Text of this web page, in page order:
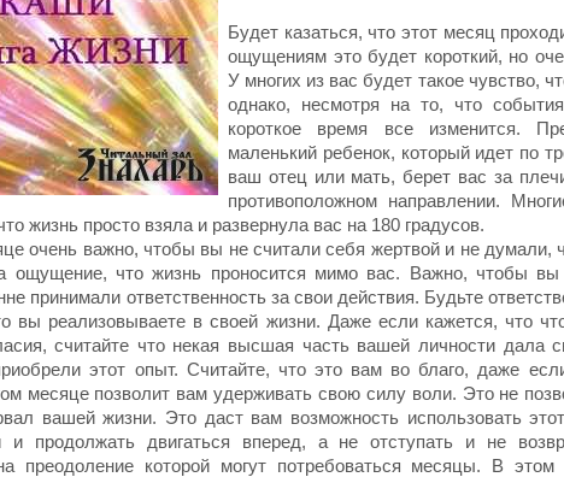
Будет казаться, что этот месяц
ощущениям это будет короткий, но
У многих из вас будет такое чувство,
однако, несмотря на то, что
короткое время все изменится.
маленький ребенок, который идет по
ваш отец или мать, берет вас за
противоположном направлении.
жизнь просто взяла и развернула вас на 180 градусов.
очень важно, чтобы вы не считали себя жертвой и не
ощущение, что жизнь проносится мимо вас. Важно, чтобы вы
принимали ответственность за свои действия. Будьте
вы реализовываете в своей жизни. Даже если кажется, что
считайте что некая высшая часть вашей личности дала
этот опыт. Считайте, что это вам во благо, даже
месяце позволит вам удерживать свою силу воли. Это не
вашей жизни. Это даст вам возможность использовать
и продолжать двигаться вперед, а не отступать и не
преодоление которой могут потребоваться месяцы. В этом